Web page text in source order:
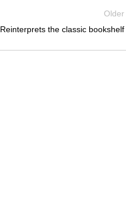
Older
Reinterprets the classic bookshelf